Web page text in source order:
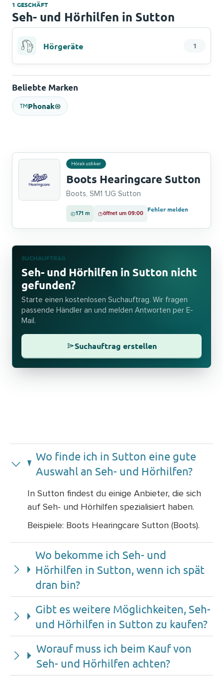
1 GESCHÄFT
Seh- und Hörhilfen in Sutton
Hörgeräte 1
Beliebte Marken
Phonak®
Hörakustiker
Boots Hearingcare Sutton
Boots, SM1 1JG Sutton
171 m öffnet um 09:00
Fehler melden
SUCHAUFTRAG
Seh- und Hörhilfen in Sutton nicht
gefunden?
Starte einen kostenlosen Suchauftrag. Wir fragen
passende Händler an und melden Antworten per E-
Mail.
Suchauftrag erstellen
Wo finde ich in Sutton eine gute
Auswahl an Seh- und Hörhilfen?
In Sutton findest du einige Anbieter, die sich
auf Seh- und Hörhilfen spezialisiert haben.
Beispiele: Boots Hearingcare Sutton (Boots).
Wo bekomme ich Seh- und
Hörhilfen in Sutton, wenn ich spät
dran bin?
Gibt es weitere Möglichkeiten, Seh-
und Hörhilfen in Sutton zu kaufen?
Worauf muss ich beim Kauf von
Seh- und Hörhilfen achten?